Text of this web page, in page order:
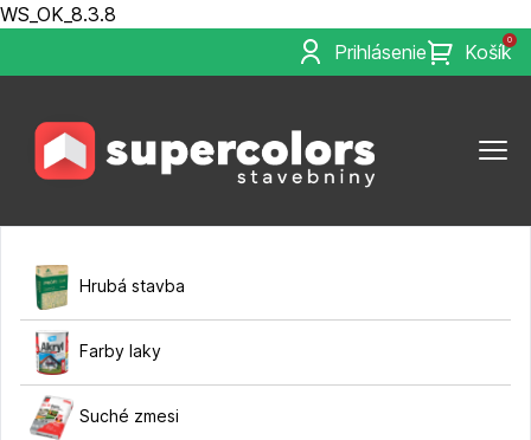
WS_OK_8.3.8
Prihlásenie
0
Košík
Hrubá stavba
Farby laky
Suché zmesi